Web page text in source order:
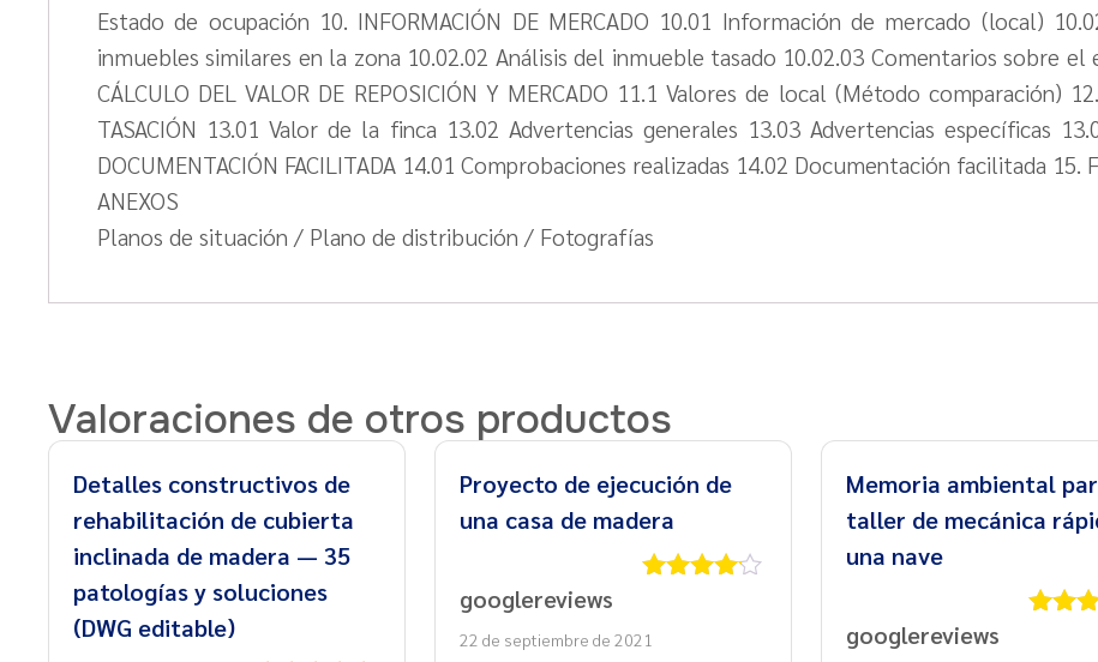
Estado de ocupación 10. INFORMACIÓN DE MERCADO 10.01 Información de mercado (local)
inmuebles similares en la zona 10.02.02 Análisis del inmueble tasado 10.02.03 Comentarios sobre el
CÁLCULO DEL VALOR DE REPOSICIÓN Y MERCADO 11.1 Valores de local (Método comparación)
TASACIÓN 13.01 Valor de la finca 13.02 Advertencias generales 13.03 Advertencias específicas
DOCUMENTACIÓN FACILITADA 14.01 Comprobaciones realizadas 14.02 Documentación facilitada 15.
ANEXOS
Planos de situación / Plano de distribución / Fotografías
Valoraciones de otros productos
Detalles constructivos de
rehabilitación de cubierta
inclinada de madera — 35
patologías y soluciones
(DWG editable)
Proyecto de ejecución de
una casa de madera
5
googlereviews
22 de septiembre de 2021
Memoria ambiental
taller de mecánica
una nave
googlereviews